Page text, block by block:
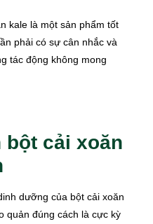
kale là một sản phẩm tốt
phải có sự cân nhắc và
tác động không mong
bột cải xoăn
dưỡng của bột cải xoăn
quản đúng cách là cực kỳ